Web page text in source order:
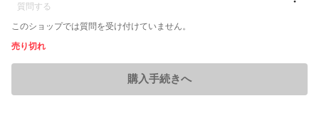
質問する
このショップでは質問を受け付けていません。
売り切れ
購入手続きへ